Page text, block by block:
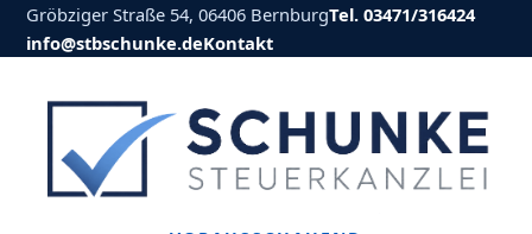
Gröbziger Straße 54, 06406 BernburgTel. 03471/316424
info@stbschunke.deKontakt